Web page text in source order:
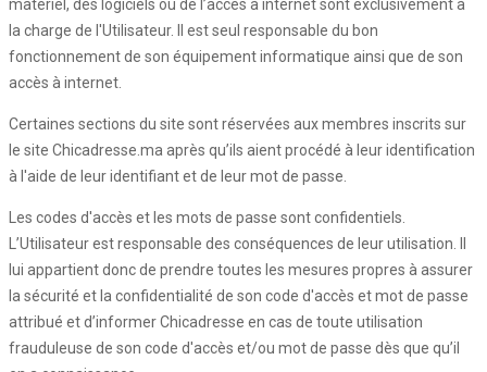
matériel, des logiciels ou de l’accès à internet sont exclusivement à
la charge de l'Utilisateur. Il est seul responsable du bon
fonctionnement de son équipement informatique ainsi que de son
accès à internet.
Certaines sections du site sont réservées aux membres inscrits sur
le site Chicadresse.ma après qu’ils aient procédé à leur identification
à l'aide de leur identifiant et de leur mot de passe.
Les codes d'accès et les mots de passe sont confidentiels.
L’Utilisateur est responsable des conséquences de leur utilisation. Il
lui appartient donc de prendre toutes les mesures propres à assurer
la sécurité et la confidentialité de son code d'accès et mot de passe
attribué et d’informer Chicadresse en cas de toute utilisation
frauduleuse de son code d'accès et/ou mot de passe dès que qu’il